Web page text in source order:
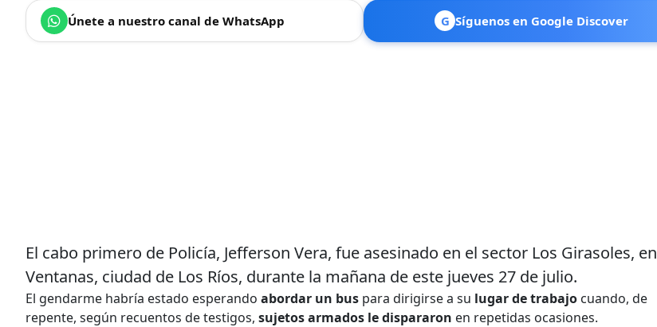
Únete a nuestro canal de WhatsApp G Síguenos en Google Discover
El cabo primero de Policía, Jefferson Vera, fue asesinado en el sector Los Girasoles, en
Ventanas, ciudad de Los Ríos, durante la mañana de este jueves 27 de julio.
El gendarme habría estado esperando abordar un bus para dirigirse a su lugar de trabajo cuando, de
repente, según recuentos de testigos, sujetos armados le dispararon en repetidas ocasiones.